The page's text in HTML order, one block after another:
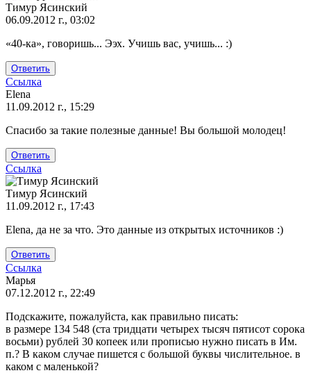
Тимур Ясинский
06.09.2012 г., 03:02
Ответ
Про
раствор
понравилось...
40
Обама
«40-ка», говоришь... Ээх. Учишь вас, учишь... :)
Ответить
Ссылка
Elena
11.09.2012 г., 15:29
Спасибо за такие полезные данные! Вы большой молодец!
Ответить
Ссылка
Тимур Ясинский
11.09.2012 г., 17:43
Ответ
Спасибо
за
такие
полезные
Elena
Elena, да не за что. Это данные из открытых источников :)
Ответить
Ссылка
Марья
07.12.2012 г., 22:49
Подскажите, пожалуйста, как правильно писать:
в размере 134 548 (ста тридцати четырех тысяч пятисот сорока
восьми) рублей 30 копеек или прописью нужно писать в Им.
п.? В каком случае пишется с большой буквы числительное. в
каком с маленькой?